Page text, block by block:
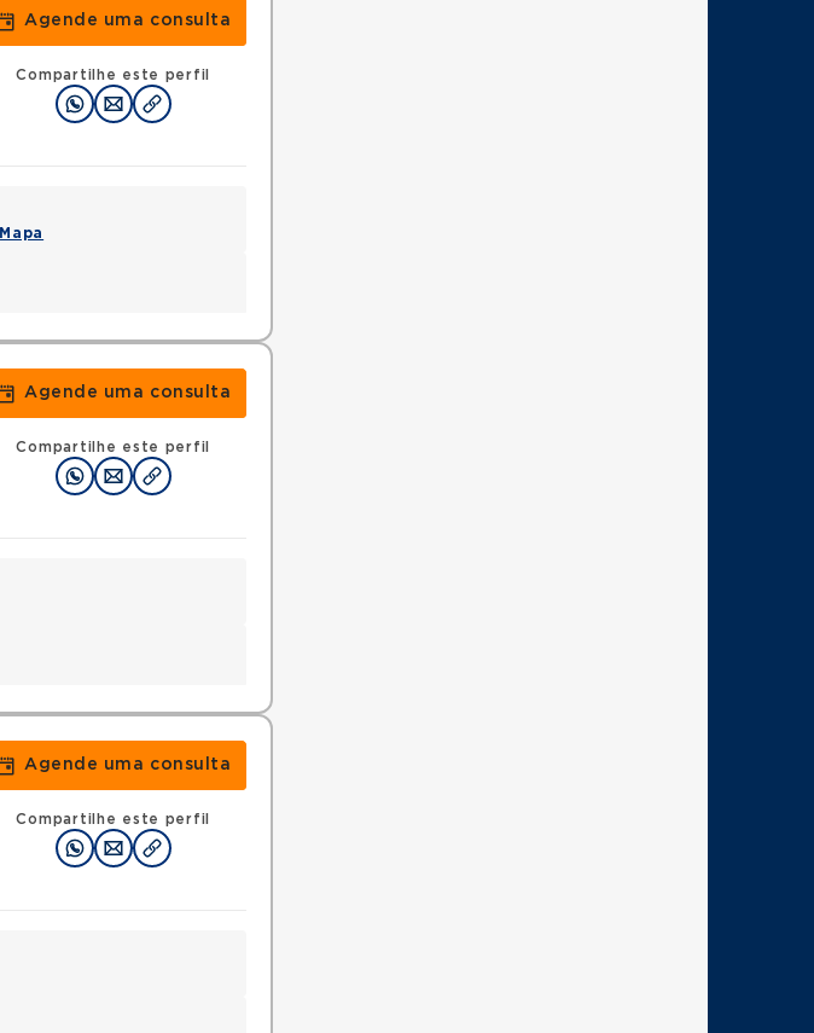
Agende uma consulta
Compartilhe este perfil
Mapa
Agende uma consulta
Compartilhe este perfil
Agende uma consulta
Compartilhe este perfil